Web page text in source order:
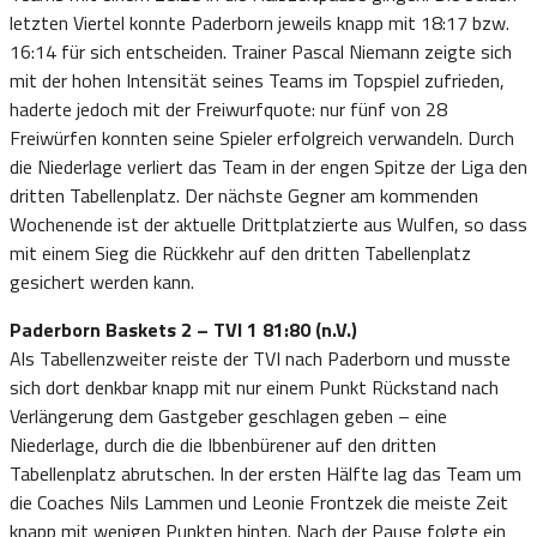
letzten Viertel konnte Paderborn jeweils knapp mit 18:17 bzw.
16:14 für sich entscheiden. Trainer Pascal Niemann zeigte sich
mit der hohen Intensität seines Teams im Topspiel zufrieden,
haderte jedoch mit der Freiwurfquote: nur fünf von 28
Freiwürfen konnten seine Spieler erfolgreich verwandeln. Durch
die Niederlage verliert das Team in der engen Spitze der Liga den
dritten Tabellenplatz. Der nächste Gegner am kommenden
Wochenende ist der aktuelle Drittplatzierte aus Wulfen, so dass
mit einem Sieg die Rückkehr auf den dritten Tabellenplatz
gesichert werden kann.
Paderborn Baskets 2 – TVI 1 81:80 (n.V.)
Als Tabellenzweiter reiste der TVI nach Paderborn und musste
sich dort denkbar knapp mit nur einem Punkt Rückstand nach
Verlängerung dem Gastgeber geschlagen geben – eine
Niederlage, durch die die Ibbenbürener auf den dritten
Tabellenplatz abrutschen. In der ersten Hälfte lag das Team um
die Coaches Nils Lammen und Leonie Frontzek die meiste Zeit
knapp mit wenigen Punkten hinten. Nach der Pause folgte ein